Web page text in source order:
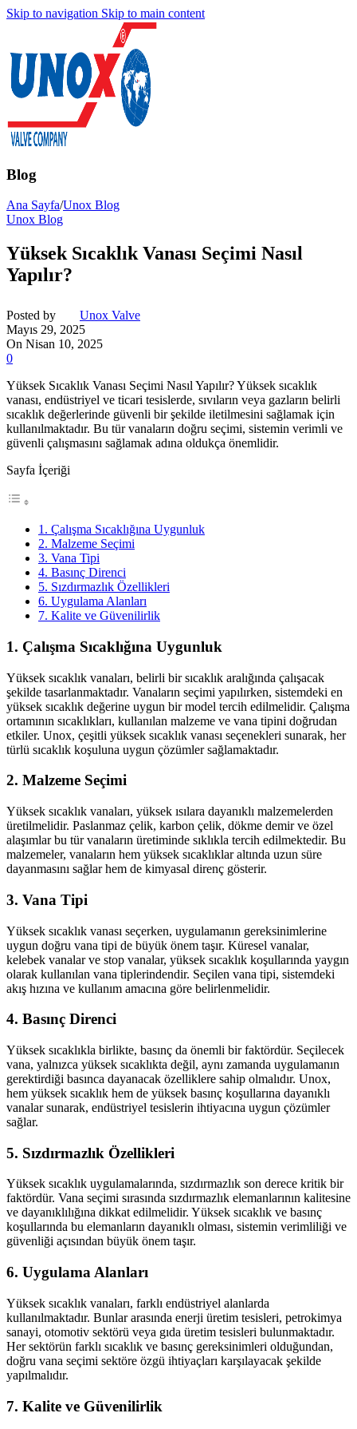
Skip to navigation Skip to main content
Blog
Ana Sayfa/Unox Blog
Unox Blog
Yüksek Sıcaklık Vanası Seçimi Nasıl
Yapılır?
Posted by
Unox Valve
Mayıs 29, 2025
On Nisan 10, 2025
0
Yüksek Sıcaklık Vanası Seçimi Nasıl Yapılır? Yüksek sıcaklık
vanası, endüstriyel ve ticari tesislerde, sıvıların veya gazların belirli
sıcaklık değerlerinde güvenli bir şekilde iletilmesini sağlamak için
kullanılmaktadır. Bu tür vanaların doğru seçimi, sistemin verimli ve
güvenli çalışmasını sağlamak adına oldukça önemlidir.
Sayfa İçeriği
1. Çalışma Sıcaklığına Uygunluk
2. Malzeme Seçimi
3. Vana Tipi
4. Basınç Direnci
5. Sızdırmazlık Özellikleri
6. Uygulama Alanları
7. Kalite ve Güvenilirlik
1. Çalışma Sıcaklığına Uygunluk
Yüksek sıcaklık vanaları, belirli bir sıcaklık aralığında çalışacak
şekilde tasarlanmaktadır. Vanaların seçimi yapılırken, sistemdeki en
yüksek sıcaklık değerine uygun bir model tercih edilmelidir. Çalışma
ortamının sıcaklıkları, kullanılan malzeme ve vana tipini doğrudan
etkiler. Unox, çeşitli yüksek sıcaklık vanası seçenekleri sunarak, her
türlü sıcaklık koşuluna uygun çözümler sağlamaktadır.
2. Malzeme Seçimi
Yüksek sıcaklık vanaları, yüksek ısılara dayanıklı malzemelerden
üretilmelidir. Paslanmaz çelik, karbon çelik, dökme demir ve özel
alaşımlar bu tür vanaların üretiminde sıklıkla tercih edilmektedir. Bu
malzemeler, vanaların hem yüksek sıcaklıklar altında uzun süre
dayanmasını sağlar hem de kimyasal direnç gösterir.
3. Vana Tipi
Yüksek sıcaklık vanası seçerken, uygulamanın gereksinimlerine
uygun doğru vana tipi de büyük önem taşır. Küresel vanalar,
kelebek vanalar ve stop vanalar, yüksek sıcaklık koşullarında yaygın
olarak kullanılan vana tiplerindendir. Seçilen vana tipi, sistemdeki
akış hızına ve kullanım amacına göre belirlenmelidir.
4. Basınç Direnci
Yüksek sıcaklıkla birlikte, basınç da önemli bir faktördür. Seçilecek
vana, yalnızca yüksek sıcaklıkta değil, aynı zamanda uygulamanın
gerektirdiği basınca dayanacak özelliklere sahip olmalıdır. Unox,
hem yüksek sıcaklık hem de yüksek basınç koşullarına dayanıklı
vanalar sunarak, endüstriyel tesislerin ihtiyacına uygun çözümler
sağlar.
5. Sızdırmazlık Özellikleri
Yüksek sıcaklık uygulamalarında, sızdırmazlık son derece kritik bir
faktördür. Vana seçimi sırasında sızdırmazlık elemanlarının kalitesine
ve dayanıklılığına dikkat edilmelidir. Yüksek sıcaklık ve basınç
koşullarında bu elemanların dayanıklı olması, sistemin verimliliği ve
güvenliği açısından büyük önem taşır.
6. Uygulama Alanları
Yüksek sıcaklık vanaları, farklı endüstriyel alanlarda
kullanılmaktadır. Bunlar arasında enerji üretim tesisleri, petrokimya
sanayi, otomotiv sektörü veya gıda üretim tesisleri bulunmaktadır.
Her sektörün farklı sıcaklık ve basınç gereksinimleri olduğundan,
doğru vana seçimi sektöre özgü ihtiyaçları karşılayacak şekilde
yapılmalıdır.
7. Kalite ve Güvenilirlik